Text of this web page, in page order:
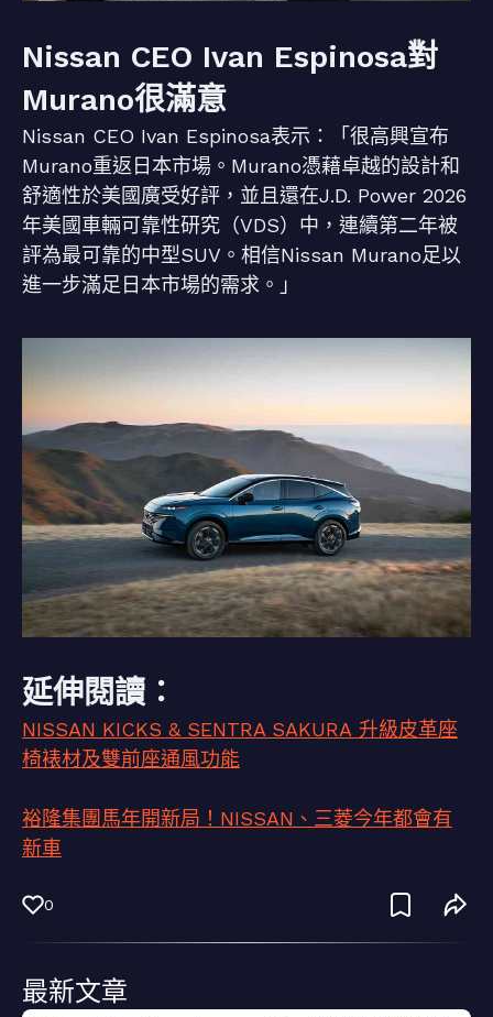
Nissan CEO Ivan Espinosa對
Murano很滿意
Nissan CEO Ivan Espinosa表示：「很高興宣布
Murano重返日本市場。Murano憑藉卓越的設計和
舒適性於美國廣受好評，並且還在J.D. Power 2026
年美國車輛可靠性研究（VDS）中，連續第二年被
評為最可靠的中型SUV。相信Nissan Murano足以
進一步滿足日本市場的需求。」
延伸閱讀：
NISSAN KICKS & SENTRA SAKURA 升級皮革座
椅裱材及雙前座通風功能
裕隆集團馬年開新局！NISSAN、三菱今年都會有
新車
0
最新文章